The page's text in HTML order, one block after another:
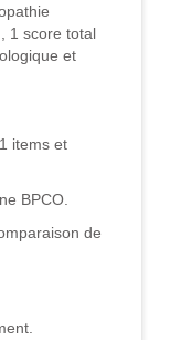
1 score total
et
items et
BPCO.
de